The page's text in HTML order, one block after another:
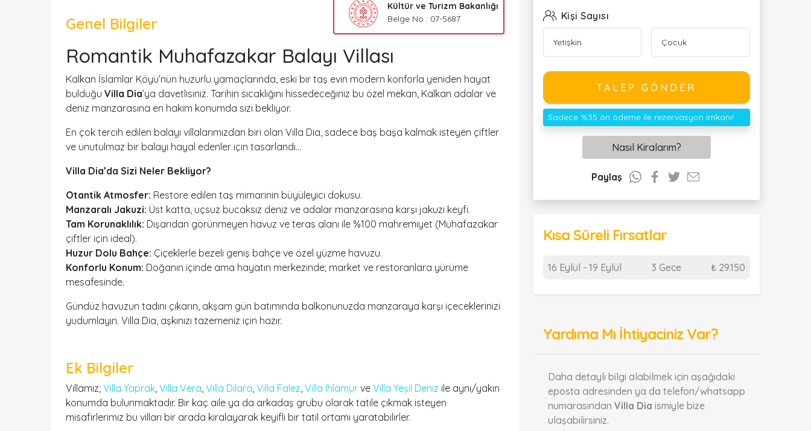
Genel Bilgiler
Kültür ve Turizm Bakanlığı
Belge No : 07-5687
Romantik Muhafazakar Balayı Villası
Kalkan İslamlar Köyü’nün huzurlu yamaçlarında, eski bir taş evin modern konforla yeniden hayat
bulduğu Villa Dia’ya davetlisiniz. Tarihin sıcaklığını hissedeceğiniz bu özel mekan, Kalkan adalar ve
deniz manzarasına en hakim konumda sizi bekliyor.
En çok tercih edilen balayı villalarımızdan biri olan Villa Dia, sadece baş başa kalmak isteyen çiftler
ve unutulmaz bir balayı hayal edenler için tasarlandı...
Villa Dia’da Sizi Neler Bekliyor?
Otantik Atmosfer: Restore edilen taş mimarinin büyüleyici dokusu.
Manzaralı Jakuzi: Üst katta, uçsuz bucaksız deniz ve adalar manzarasına karşı jakuzi keyfi.
Tam Korunaklılık: Dışarıdan görünmeyen havuz ve teras alanı ile %100 mahremiyet (Muhafazakar
çiftler için ideal).
Huzur Dolu Bahçe: Çiçeklerle bezeli geniş bahçe ve özel yüzme havuzu.
Konforlu Konum: Doğanın içinde ama hayatın merkezinde; market ve restoranlara yürüme
mesafesinde.
Gündüz havuzun tadını çıkarın, akşam gün batımında balkonunuzda manzaraya karşı içeceklerinizi
yudumlayın. Villa Dia, aşkınızı tazemeniz için hazır.
Ek Bilgiler
Villamız; Villa Yaprak, Villa Vera, Villa Dilara, Villa Falez, Villa Ihlamur ve Villa Yeşil Deniz ile aynı/yakın
konumda bulunmaktadır. Bir kaç aile ya da arkadaş grubu olarak tatile çıkmak isteyen
misafirlerimiz bu vilları bir arada kiralayarak keyifli bir tatil ortamı yaratabilirler.
Kişi Sayısı
TALEP GÖNDER
Sadece %35 ön ödeme ile rezervasyon imkanı!
Nasıl Kiralarım?
Paylaş
Kısa Süreli Fırsatlar
16 Eylül - 19 Eylül 3 Gece ₺ 29.150
Yardıma Mı İhtiyaciniz Var?
Daha detaylı bilgi alabilmek için aşağıdaki
eposta adresinden ya da telefon/whatsapp
numarasından Villa Dia ismiyle bize
ulaşabilirsiniz.